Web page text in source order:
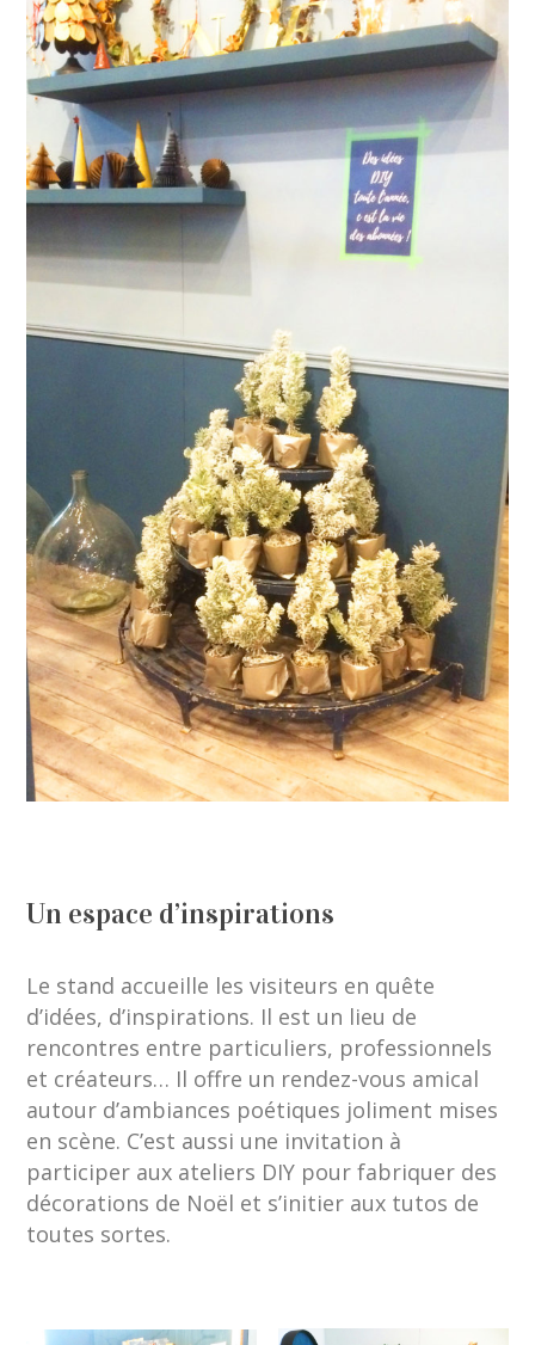
Un espace d’inspirations
Le stand accueille les visiteurs en quête
d’idées, d’inspirations. Il est un lieu de
rencontres entre particuliers, professionnels
et créateurs… Il offre un rendez-vous amical
autour d’ambiances poétiques joliment mises
en scène. C’est aussi une invitation à
participer aux ateliers DIY pour fabriquer des
décorations de Noël et s’initier aux tutos de
toutes sortes.